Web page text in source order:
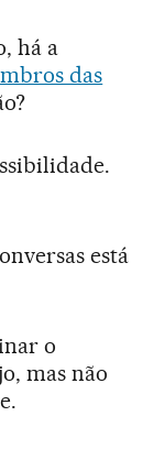
há a
das
está
o
mas não